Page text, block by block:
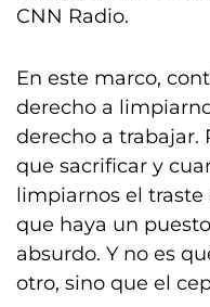
CNN Radio.
En este marco,
derecho a
derecho a trabajar.
que sacrificar y
limpiarnos el
que haya un
absurdo. Y no es
otro, sino que el